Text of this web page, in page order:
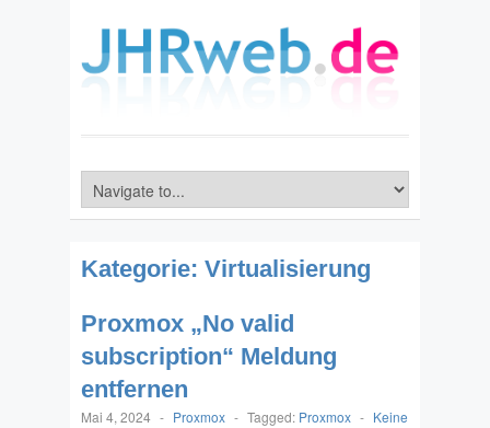
Kategorie: Virtualisierung
Proxmox „No valid
subscription“ Meldung
entfernen
Mai 4, 2024 - Proxmox - Tagged: Proxmox - Keine